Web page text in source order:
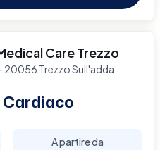
Care Trezzo
20056 Trezzo Sull'adda
A partire da